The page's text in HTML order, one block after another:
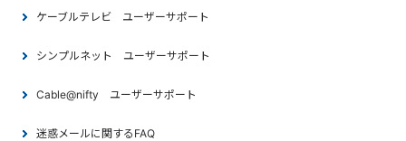
ケーブルテレビ ユーザーサポート
シンプルネット ユーザーサポート
Cable@nifty ユーザーサポート
迷惑メールに関するFAQ